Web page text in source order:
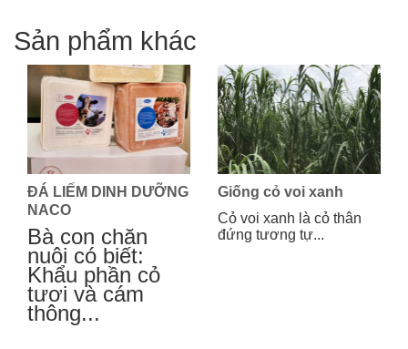
Sản phẩm khác
ĐÁ LIẾM DINH DƯỠNG
NACO
Bà con chăn
nuôi có biết:
Khẩu phần cỏ
tươi và cám
thông...
Giống cỏ voi xanh
Cỏ voi xanh là cỏ thân
đứng tương tự...